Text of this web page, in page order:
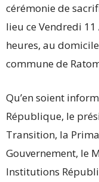
cérémonie de
lieu ce Vendredi
heures, au
commune de
Qu’en soient
République, le
Transition, la
Gouvernement, le
Institutions